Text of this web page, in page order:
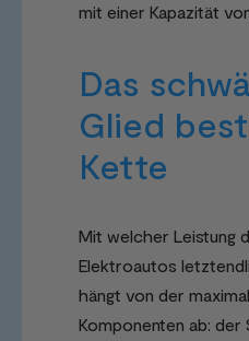
mit einer Kapazität
Das
Glied
Kette
Mit welcher Leistung
Elektroautos
hängt von der
Komponenten ab: der